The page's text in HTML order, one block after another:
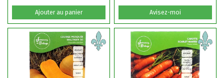
Ajouter au panier Avisez-moi